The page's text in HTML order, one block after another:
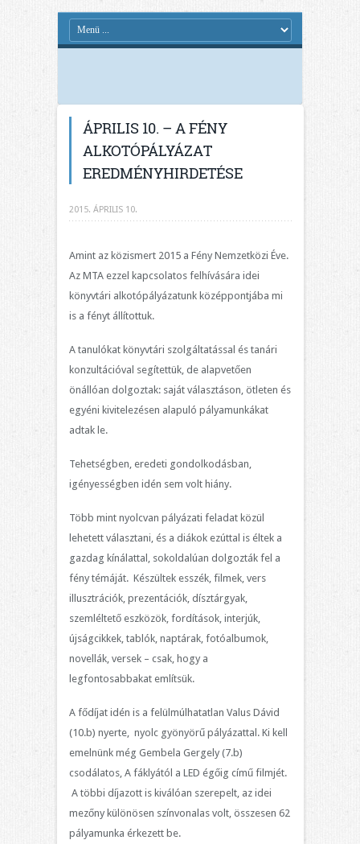
ÁPRILIS 10. – A FÉNY
ALKOTÓPÁLYÁZAT
EREDMÉNYHIRDETÉSE
2015. ÁPRILIS 10.
Amint az közismert 2015 a Fény Nemzetközi Éve.
Az MTA ezzel kapcsolatos felhívására idei
könyvtári alkotópályázatunk középpontjába mi
is a fényt állítottuk.
A tanulókat könyvtári szolgáltatással és tanári
konzultációval segítettük, de alapvetően
önállóan dolgoztak: saját választáson, ötleten és
egyéni kivitelezésen alapuló pályamunkákat
adtak le.
Tehetségben, eredeti gondolkodásban,
igényességben idén sem volt hiány.
Több mint nyolcvan pályázati feladat közül
lehetett választani, és a diákok ezúttal is éltek a
gazdag kínálattal, sokoldalúan dolgozták fel a
fény témáját. Készültek esszék, filmek, vers
illusztrációk, prezentációk, dísztárgyak,
szemléltető eszközök, fordítások, interjúk,
újságcikkek, tablók, naptárak, fotóalbumok,
novellák, versek – csak, hogy a
legfontosabbakat említsük.
A fődíjat idén is a felülmúlhatatlan Valus Dávid
(10.b) nyerte, nyolc gyönyörű pályázattal. Ki kell
emelnünk még Gembela Gergely (7.b)
csodálatos, A fáklyától a LED égőig című filmjét.
A többi díjazott is kiválóan szerepelt, az idei
mezőny különösen színvonalas volt, összesen 62
pályamunka érkezett be.